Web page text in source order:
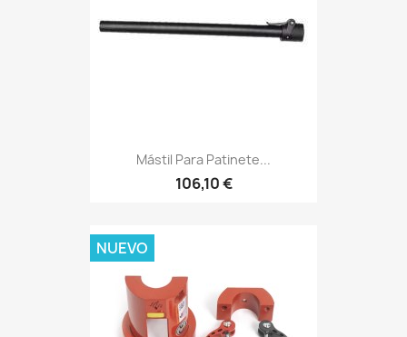
Mástil Para Patinete...
106,10 €
NUEVO